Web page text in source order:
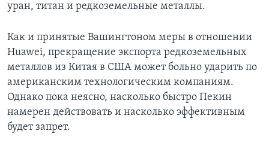
уран, титан и редкоземельные металлы.
Как и принятые Вашингтоном меры в отношении
Huawei, прекращение экспорта редкоземельных
металлов из Китая в США может больно ударить по
американским технологическим компаниям.
Однако пока неясно, насколько быстро Пекин
намерен действовать и насколько эффективным
будет запрет.